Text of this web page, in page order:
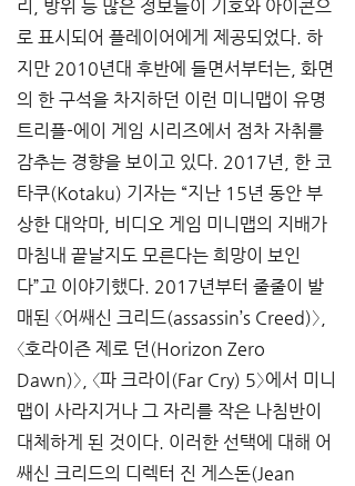
리, 방위 등 많은 정보들이 기호와 아이콘으
로 표시되어 플레이어에게 제공되었다. 하
지만 2010년대 후반에 들면서부터는, 화면
의 한 구석을 차지하던 이런 미니맵이 유명
트리플-에이 게임 시리즈에서 점차 자취를
감추는 경향을 보이고 있다. 2017년, 한 코
타쿠(Kotaku) 기자는 “지난 15년 동안 부
상한 대악마, 비디오 게임 미니맵의 지배가
마침내 끝날지도 모른다는 희망이 보인
다”고 이야기했다. 2017년부터 줄줄이 발
매된 〈어쌔신 크리드(assassin’s Creed)〉,
〈호라이즌 제로 던(Horizon Zero
Dawn)〉, 〈파 크라이(Far Cry) 5〉에서 미니
맵이 사라지거나 그 자리를 작은 나침반이
대체하게 된 것이다. 이러한 선택에 대해 어
쌔신 크리드의 디렉터 진 게스돈(Jean